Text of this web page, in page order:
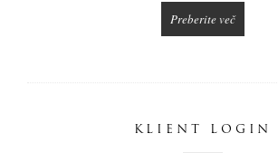
Preberite več
KLIENT LOGIN